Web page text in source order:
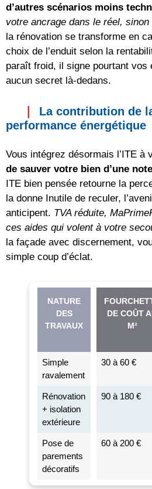
d’autres scénarios moins
votre ancrage dans le réel,
la rénovation se transforme en
choix de l’enduit selon la
paraît froid, il signe pourtant vos
aucun secret là-dedans.
La contribution de
performance énergétique
Vous intégrez désormais l’ITE à
de sauver votre bien d’une
ITE bien pensée retourne la
la donne Inutile de reculer,
anticipent. TVA réduite,
ces aides qui volent à votre
la façade avec discernement,
simple coup d’éclat.
NATURE
DES
TRAVAUX
DE COÛT
M²
Simple
ravalement
30 à 60 €
Rénovation
+ isolation
extérieure
90 à 180 €
Pose de
parements
décoratifs
60 à 200 €